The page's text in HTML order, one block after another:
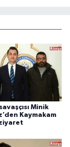
Minik
Kaymakam